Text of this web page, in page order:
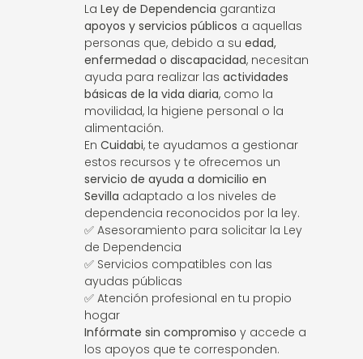
La Ley de Dependencia garantiza
apoyos y servicios públicos a aquellas
personas que, debido a su edad,
enfermedad o discapacidad, necesitan
ayuda para realizar las actividades
básicas de la vida diaria, como la
movilidad, la higiene personal o la
alimentación.
En Cuidabi, te ayudamos a gestionar
estos recursos y te ofrecemos un
servicio de ayuda a domicilio en
Sevilla adaptado a los niveles de
dependencia reconocidos por la ley.
✅ Asesoramiento para solicitar la Ley
de Dependencia
✅ Servicios compatibles con las
ayudas públicas
✅ Atención profesional en tu propio
hogar
Infórmate sin compromiso y accede a
los apoyos que te corresponden.